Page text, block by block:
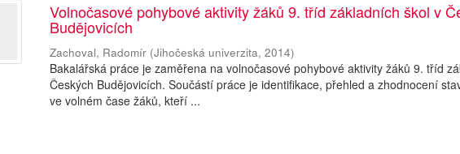
Volnočasové pohybové aktivity žáků 9. tříd základních škol v
Budějovicích
Zachoval, Radomír (Jihočeská univerzita,2014)
Bakalářská práce je zaměřena na volnočasové pohybové aktivity žáků 9. tříd
Českých Budějovicích. Součástí práce je identifikace, přehled a zhodnocení
ve volném čase žáků, kteří ...